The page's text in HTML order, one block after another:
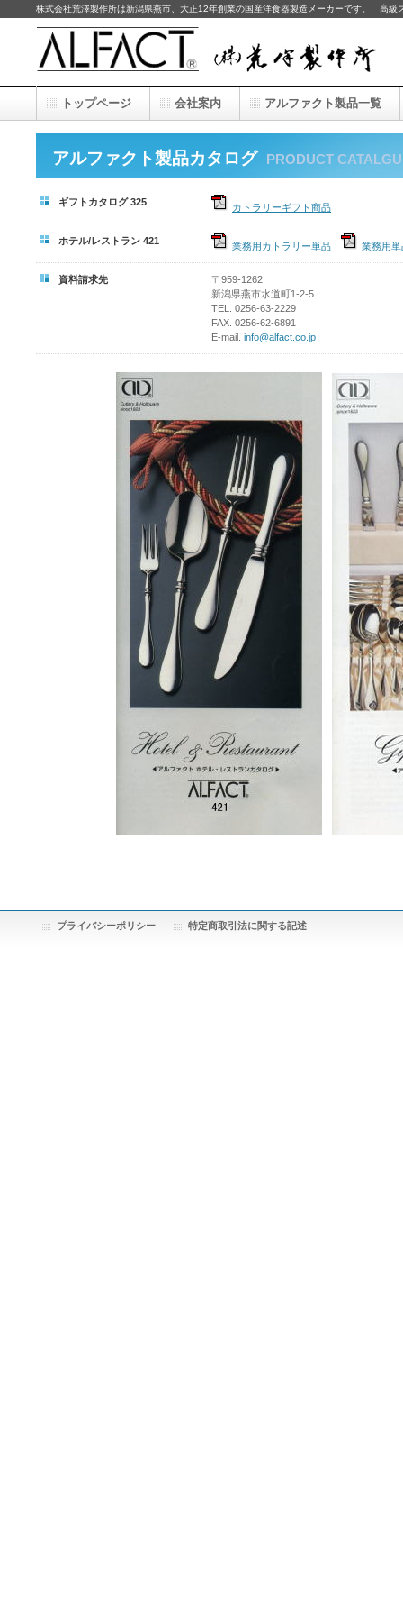
株式会社荒澤製作所は新潟県燕市、大正12年創業の国産洋食器製造メーカーです。 高級
アルファクト製品カタログ PRODUCT CATALGU
ギフトカタログ 325 カトラリーギフト商品
ホテル/レストラン 421 業務用カトラリー単品 業務用
資料請求先
〒959-1262
新潟県燕市水道町1-2-5
TEL. 0256-63-2229
FAX. 0256-62-6891
E-mail. info@alfact.co.jp
トップページ 会社案内 アルファクト製品一覧
プライバシーポリシー 特定商取引法に関する記述